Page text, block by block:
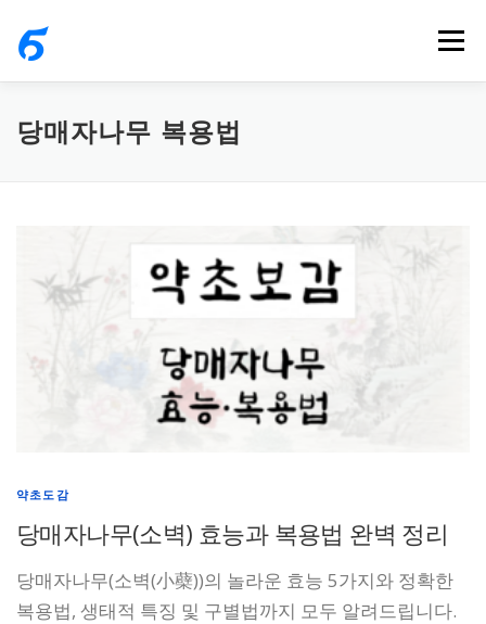
메뉴
당매자나무 복용법
약초도감
당매자나무(소벽) 효능과 복용법 완벽 정리
당매자나무(소벽(小蘗))의 놀라운 효능 5가지와 정확한
복용법, 생태적 특징 및 구별법까지 모두 알려드립니다.